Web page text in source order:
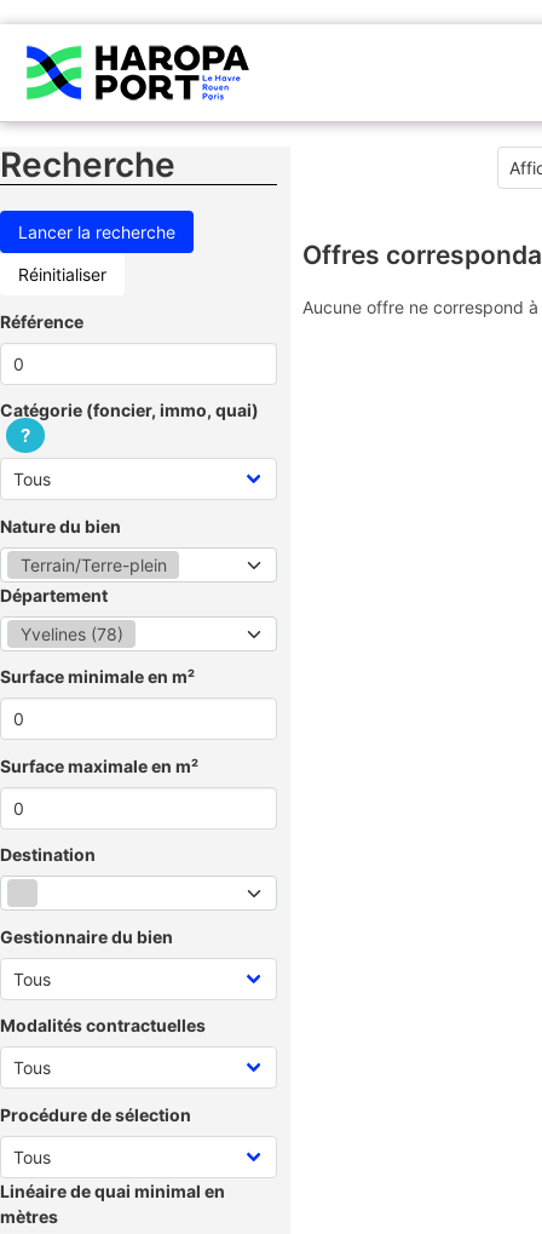
Recherche
Réinitialiser
Référence
Catégorie (foncier, immo, quai)
?
Nature du bien
Terrain/Terre-plein
Département
Yvelines (78)
Surface minimale en m²
Surface maximale en m²
Destination
Gestionnaire du bien
Modalités contractuelles
Procédure de sélection
Linéaire de quai minimal en
mètres
Offres
Aucune offre ne correspond